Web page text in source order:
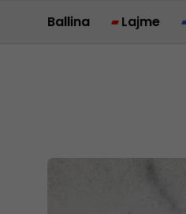
Ballina Lajme